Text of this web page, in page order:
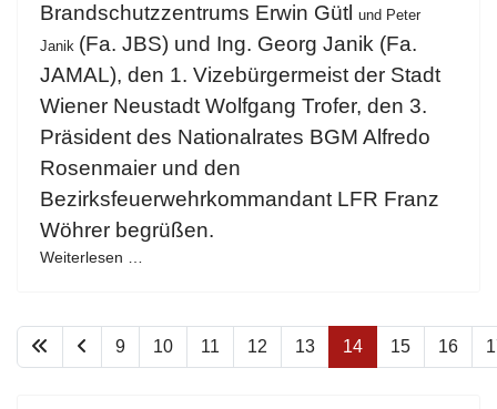
Brandschutzzentrums Erwin Gütl und Peter
Janik (Fa. JBS) und Ing. Georg Janik (Fa.
JAMAL), den 1. Vizebürgermeist der Stadt
Wiener Neustadt Wolfgang Trofer, den 3.
Präsident des Nationalrates BGM Alfredo
Rosenmaier und den
Bezirksfeuerwehrkommandant LFR Franz
Wöhrer begrüßen.
Weiterlesen …
9 10 11 12 13 14 15 16